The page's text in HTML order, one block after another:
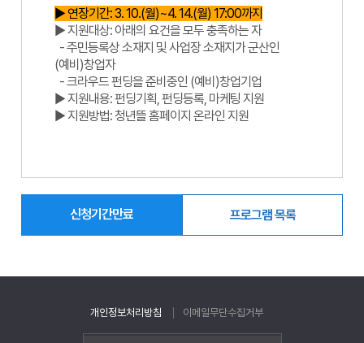
▶ 연장기간: 3. 10.(월)~4. 14.(월) 17:00까지
▶ 지원대상: 아래의 요건을 모두 충족하는 자
- 주민등록상 소재지 및 사업장 소재지가 군산인
(예비)창업자
- 크라우드 펀딩을 준비중인 (예비)창업기업
▶ 지원내용: 펀딩기획, 펀딩등록, 마케팅 지원
▶ 지원방법: 청년뜰 홈페이지 온라인 지원
신청기간만료 프로그램 목록
개인정보처리방침 이메일무단수집거부